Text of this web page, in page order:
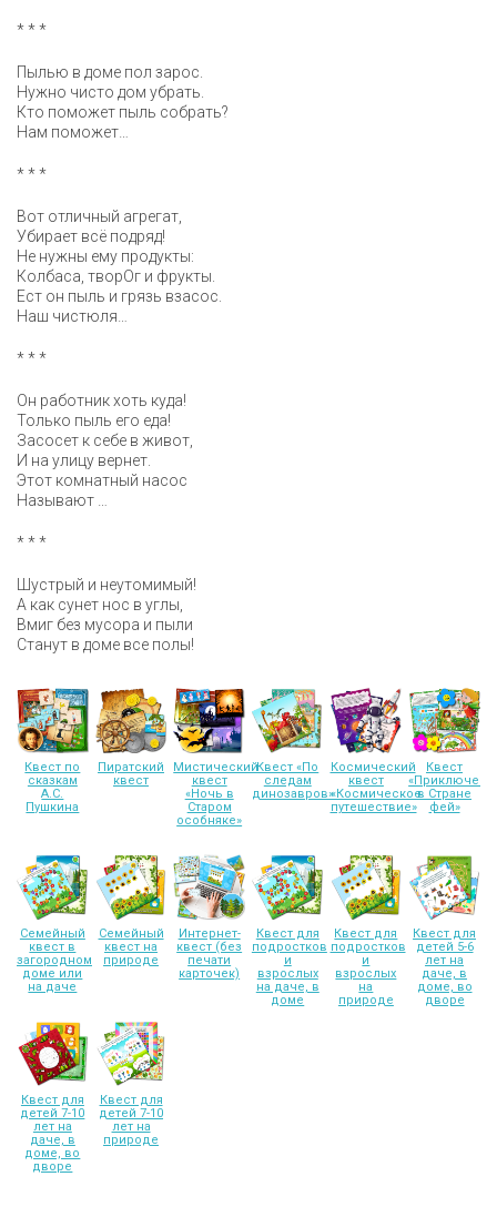
* * *
Пылью в доме пол зарос.
Нужно чисто дом убрать.
Кто поможет пыль собрать?
Нам поможет…
* * *
Вот отличный агрегат,
Убирает всё подряд!
Не нужны ему продукты:
Колбаса, творОг и фрукты.
Ест он пыль и грязь взасос.
Наш чистюля…
* * *
Он работник хоть куда!
Только пыль его еда!
Засосет к себе в живот,
И на улицу вернет.
Этот комнатный насос
Называют …
* * *
Шустрый и неутомимый!
А как сунет нос в углы,
Вмиг без мусора и пыли
Станут в доме все полы!
Квест по
сказкам
А.С.
Пушкина
Пиратский
квест
Мистический
квест
«Ночь в
Старом
особняке»
Квест «По
следам
динозавров»
Космический
квест
«Космическое
путешествие»
Квест
в Стране
фей»
Семейный
квест в
загородном
доме или
на даче
Семейный
квест на
природе
Интернет-
квест (без
печати
карточек)
Квест для
подростков
и
взрослых
на даче, в
доме
Квест для
подростков
и
взрослых
на
природе
Квест для
детей 5-6
лет на
даче, в
доме, во
дворе
Квест для
детей 7-10
лет на
даче, в
доме, во
дворе
Квест для
детей 7-10
лет на
природе